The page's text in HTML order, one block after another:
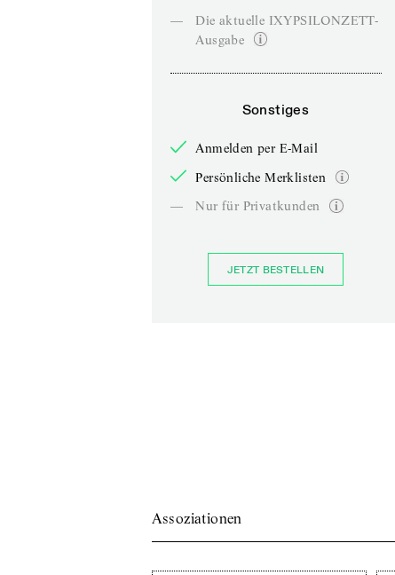
—
Die aktuelle IXYPSILONZETT-
Ausgabe
Sonstiges
Anmelden per E-Mail
Persönliche Merklisten
—
Nur für Privatkunden
JETZT BESTELLEN
Assoziationen